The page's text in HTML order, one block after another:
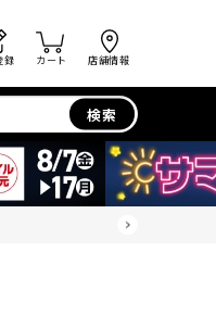
録 カート 店舗情報
検索